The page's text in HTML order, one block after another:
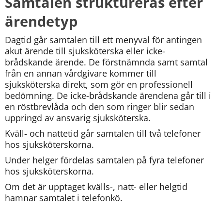
ärendetyp
Dagtid går samtalen till ett menyval för antingen
akut ärende till sjuksköterska eller icke-
brådskande ärende. De förstnämnda samt samtal
från en annan vårdgivare kommer till
sjuksköterska direkt, som gör en professionell
bedömning. De icke-brådskande ärendena går till i
en röstbrevlåda och den som ringer blir sedan
uppringd av ansvarig sjuksköterska.
Kväll- och nattetid går samtalen till två telefoner
hos sjuksköterskorna.
Under helger fördelas samtalen på fyra telefoner
hos sjuksköterskorna.
Om det är upptaget kvälls-, natt- eller helgtid
hamnar samtalet i telefonkö.